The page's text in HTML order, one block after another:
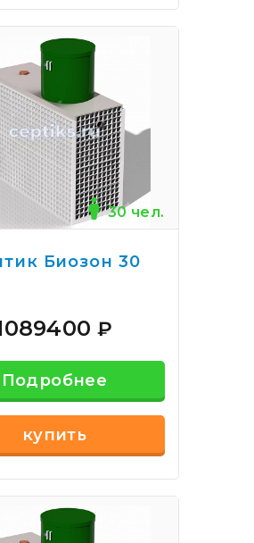
30 чел.
Биозон 30
₽
Подробнее
купить